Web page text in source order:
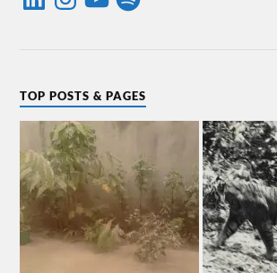
TOP POSTS & PAGES